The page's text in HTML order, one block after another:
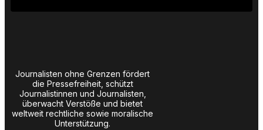
Journalisten ohne Grenzen fördert
die Pressefreiheit, schützt
Journalistinnen und Journalisten,
überwacht Verstöße und bietet
weltweit rechtliche sowie moralische
Unterstützung.